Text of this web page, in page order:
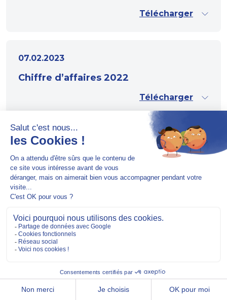
Télécharger
07.02.2023
Chiffre d’affaires 2022
Télécharger
29.11.2022
HERIGE finalise l’acquisition de
PORALU Groupe et devient un des
principaux acteurs français de la
menuiserie industrielle
Télécharger
Chiffre d’affaires du 3ème trimestre
2022